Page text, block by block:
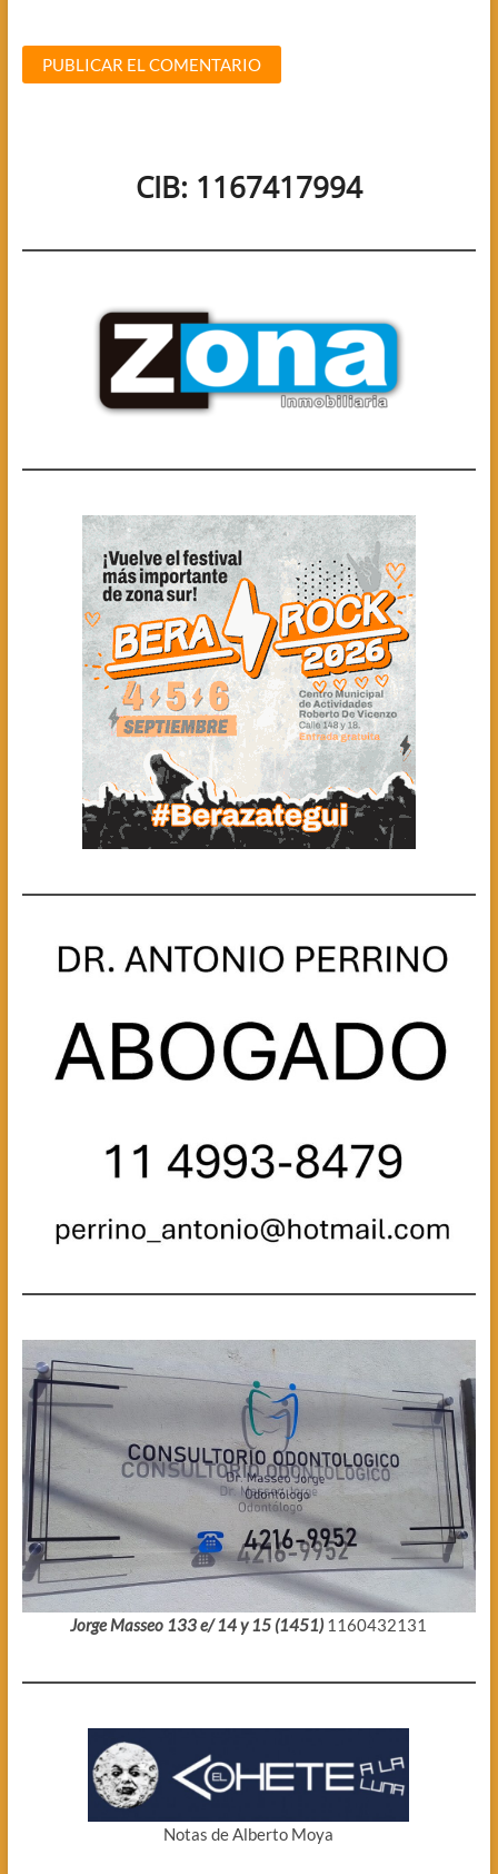
CIB: 1167417994
Jorge Masseo 133 e/ 14 y 15 (1451) 1160432131
Notas de Alberto Moya